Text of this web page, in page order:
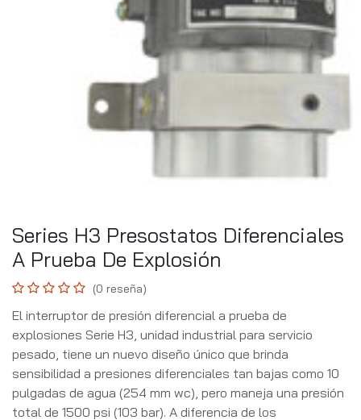
Series H3 Presostatos Diferenciales
A Prueba De Explosión
(0 reseña)
El interruptor de presión diferencial a prueba de
explosiones Serie H3, unidad industrial para servicio
pesado, tiene un nuevo diseño único que brinda
sensibilidad a presiones diferenciales tan bajas como 10
pulgadas de agua (254 mm wc), pero maneja una presión
total de 1500 psi (103 bar). A diferencia de los